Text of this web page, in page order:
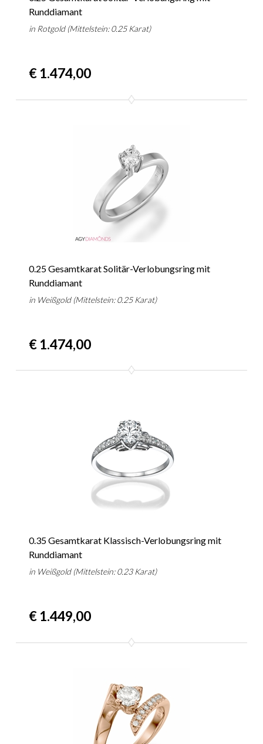
Runddiamant
in Rotgold (Mittelstein: 0.25 Karat)
€ 1.474,00
0.25 Gesamtkarat Solitär-Verlobungsring mit
Runddiamant
in Weißgold (Mittelstein: 0.25 Karat)
€ 1.474,00
0.35 Gesamtkarat Klassisch-Verlobungsring mit
Runddiamant
in Weißgold (Mittelstein: 0.23 Karat)
€ 1.449,00